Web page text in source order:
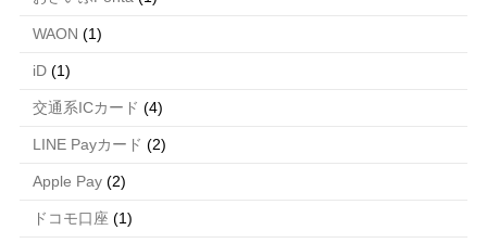
WAON (1)
iD(1)
交通系ICカード (4)
LINE Payカード (2)
Apple Pay(2)
ドコモ口座 (1)